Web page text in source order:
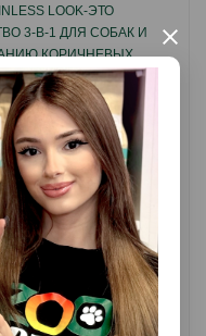
×
LOOK-ЭТО
3-В-1 ДЛЯ СОБАК И
КОРИЧНЕВЫХ